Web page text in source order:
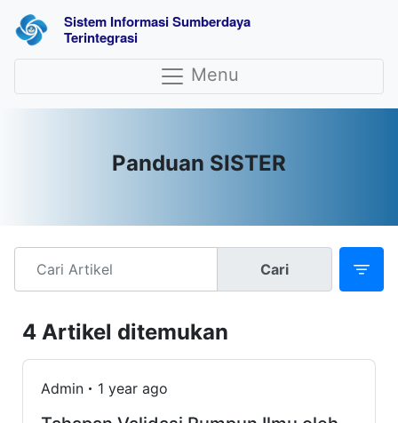
Sistem Informasi Sumberdaya
Terintegrasi
Menu
Panduan SISTER
Cari
4 Artikel ditemukan
Admin 1 year ago